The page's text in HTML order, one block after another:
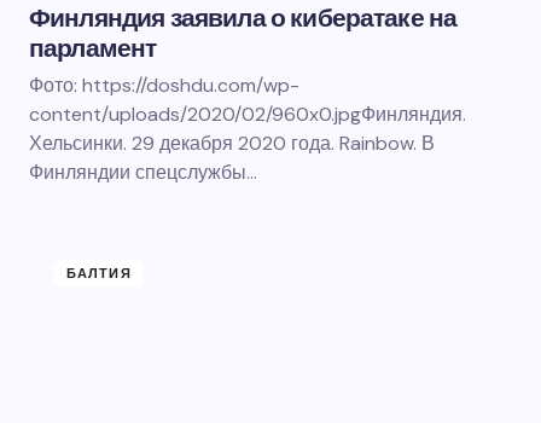
Финляндия заявила о кибератаке на
парламент
Фото: https://doshdu.com/wp-
content/uploads/2020/02/960x0.jpgФинляндия.
Хельсинки. 29 декабря 2020 года. Rainbow. В
Финляндии спецслужбы…
БАЛТИЯ